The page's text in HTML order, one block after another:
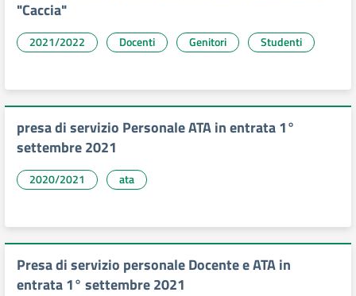
"Caccia"
2021/2022 Docenti Genitori Studenti
presa di servizio Personale ATA in entrata 1°
settembre 2021
2020/2021 ata
Presa di servizio personale Docente e ATA in
entrata 1° settembre 2021